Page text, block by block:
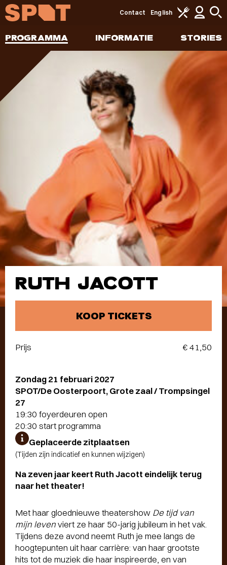
PROGRAMMA INFORMATIE STORIES
Contact English
RUTH JACOTT
Zondag 21 februari 2027
SPOT/De Oosterpoort, Grote zaal / Trompsingel
27
19:30 foyerdeuren open
20:30 start programma
Geplaceerde zitplaatsen
(Tijden zijn indicatief en kunnen wijzigen)
Na zeven jaar keert Ruth Jacott eindelijk terug
naar het theater!
Met haar gloednieuwe theatershow De tijd van
mijn levenviert ze haar 50-jarig jubileum in het vak.
Tijdens deze avond neemt Ruth je mee langs de
hoogtepunten uit haar carrière: van haar grootste
hits tot de muziek die haar inspireerde, en van
KOOP TICKETS
Prijs € 41,50